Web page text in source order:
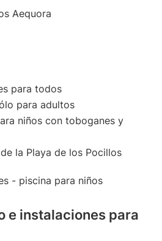
para todos
para adultos
niños con toboganes y
la Playa de los Pocillos
e instalaciones para